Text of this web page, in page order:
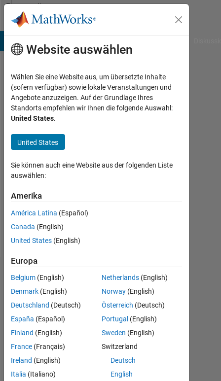
Weiter zum Inhalt
Community
Profile
Andrew
Naeem
Aktiv
2022
Followers:
Following:
0
Follow
Empfehlungen
Please
login
to
this
person
in
skill
Website auswählen
Wählen Sie eine Website aus, um übersetzte Inhalte
(sofern verfügbar) sowie lokale Veranstaltungen und
Angebote anzuzeigen. Auf der Grundlage Ihres
Standorts empfehlen wir Ihnen die folgende Auswahl:
United States.
United States
Sie können auch eine Website aus der folgenden Liste
auswählen:
Amerika
América Latina (Español)
Canada (English)
United States (English)
Europa
Belgium (English)
Denmark (English)
Deutschland (Deutsch)
España (Español)
Finland (English)
France (Français)
Ireland (English)
Italia (Italiano)
Netherlands (English)
Norway (English)
Österreich (Deutsch)
Portugal (English)
Sweden (English)
Switzerland
Deutsch
English